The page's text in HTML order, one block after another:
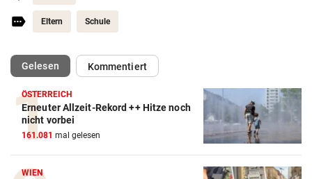
Eltern Schule
Gelesen(ausgewählt)Kommentiert
ÖSTERREICH
Erneuter Allzeit-Rekord ++ Hitze noch
nicht vorbei
161.081 mal gelesen
WIEN